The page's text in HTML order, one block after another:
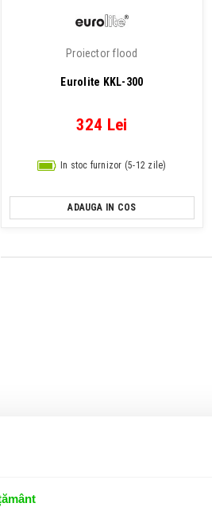
Proiector flood
Eurolite KKL-300
324 Lei
In stoc furnizor (5-12 zile)
ADAUGA IN COS